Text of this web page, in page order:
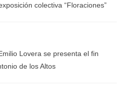
colectiva “Floraciones”
Lovera se presenta el fin
de los Altos